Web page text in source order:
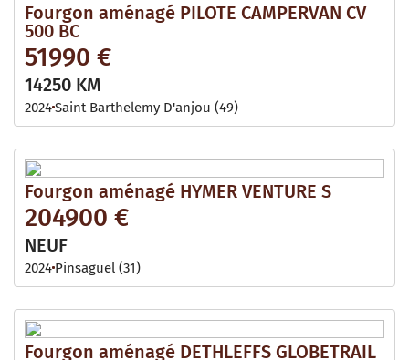
Fourgon aménagé PILOTE CAMPERVAN CV
500 BC
51990 €
14250 KM
2024Saint Barthelemy D'anjou (49)
Fourgon aménagé HYMER VENTURE S
204900 €
NEUF
2024 Pinsaguel (31)
Fourgon aménagé DETHLEFFS GLOBETRAIL